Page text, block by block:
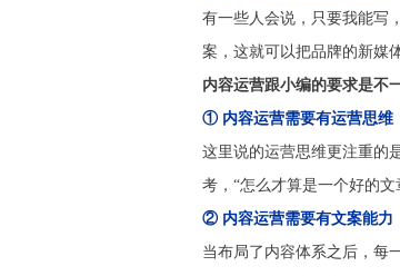
有一些人会说，只要我能写
案，这就可以把品牌的新媒
内容运营跟小编的要求是不
① 内容运营需要有运营思维
这里说的运营思维更注重的
考，“怎么才算是一个好的
② 内容运营需要有文案能力
当布局了内容体系之后，每